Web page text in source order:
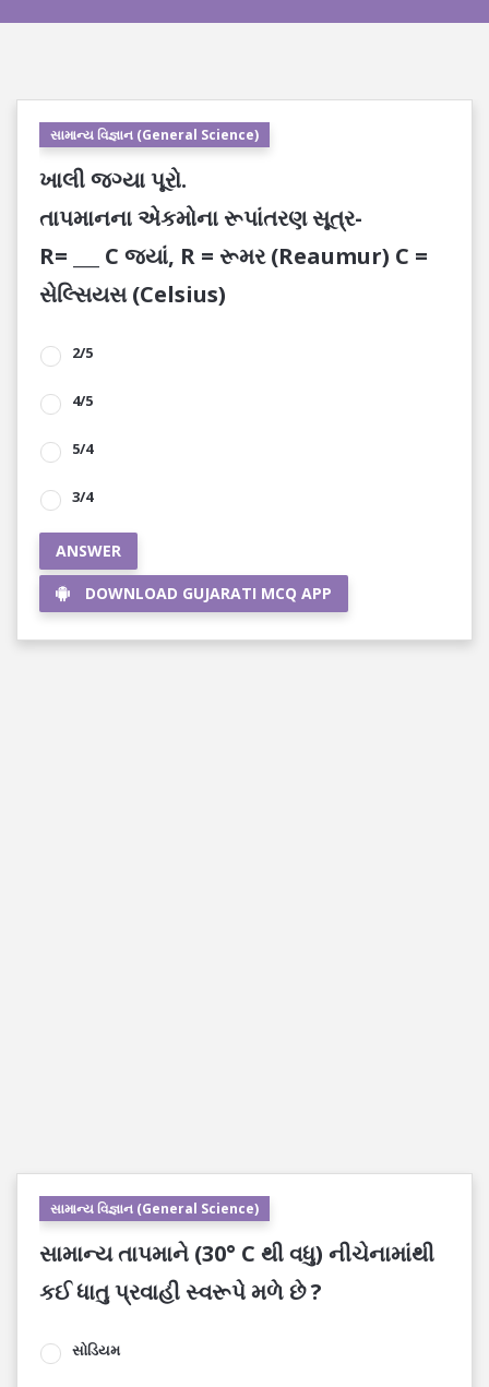
સામાન્ય વિજ્ઞાન (General Science)
ખાલી જગ્યા પૂરો.
તાપમાનના એકમોના રૂપાંતરણ સૂત્ર-
R= ___ C જ્યાં, R = રૂમર (Reaumur) C =
સેલ્સિયસ (Celsius)
2/5
4/5
5/4
3/4
ANSWER
DOWNLOAD GUJARATI MCQ APP
સામાન્ય વિજ્ઞાન (General Science)
સામાન્ય તાપમાને (30° C થી વધુ) નીચેનામાંથી
કઈ ધાતુ પ્રવાહી સ્વરૂપે મળે છે ?
સોડિયમ